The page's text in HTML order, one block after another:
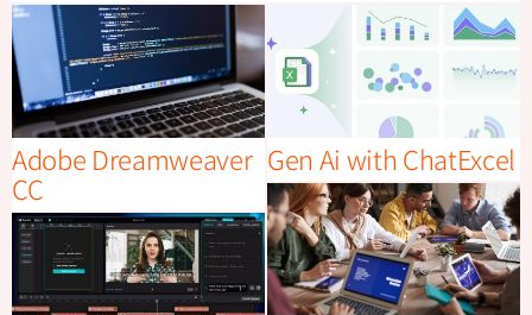
Adobe Dreamweaver
CC
Gen Ai with ChatExcel